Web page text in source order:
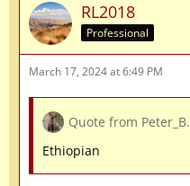
RL2018
Professional
March 17, 2024 at 6:49 PM
Quote from Peter_B.
Ethiopian